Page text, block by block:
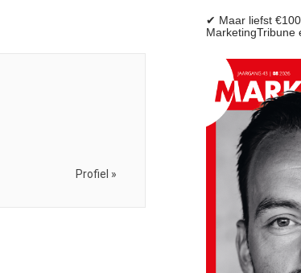
Profiel »
✔ Maar liefst
MarketingTribune